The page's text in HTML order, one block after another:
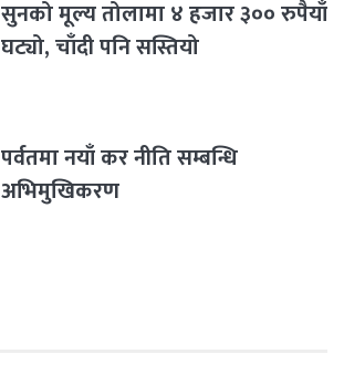
सुनको मूल्य तोलामा ४ हजार ३०० रुपैयाँ
घट्यो, चाँदी पनि सस्तियो
पर्वतमा नयाँ कर नीति सम्बन्धि
अभिमुखिकरण